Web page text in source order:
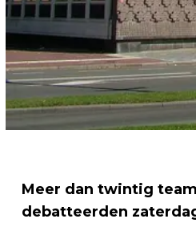
Meer dan twintig
debatteerden